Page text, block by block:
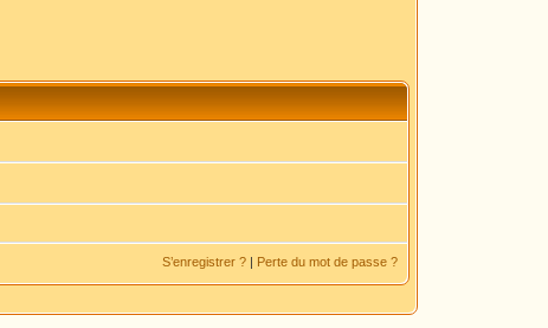
S’enregistrer ? | Perte du mot de passe ?